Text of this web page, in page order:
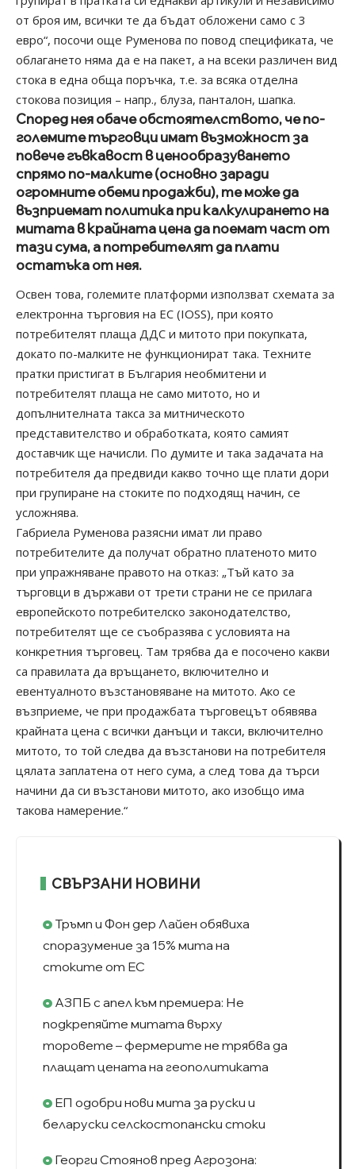
от броя им, всички те да бъдат обложени само с 3
евро“, посочи още Руменова по повод спецификата, че
облагането няма да е на пакет, а на всеки различен вид
стока в една обща поръчка, т.е. за всяка отделна
стокова позиция – напр., блуза, панталон, шапка.
Според нея обаче обстоятелството, че по-
големите търговци имат възможност за
повече гъвкавост в ценообразуването
спрямо по-малките (основно заради
огромните обеми продажби), те може да
възприемат политика при калкулирането на
митата в крайната цена да поемат част от
тази сума, а потребителят да плати
остатъка от нея.
Освен това, големите платформи използват схемата за
електронна търговия на ЕС (IOSS), при която
потребителят плаща ДДС и митото при покупката,
докато по-малките не функционират така. Техните
пратки пристигат в България необмитени и
потребителят плаща не само митото, но и
допълнителната такса за митническото
представителство и обработката, която самият
доставчик ще начисли. По думите и така задачата на
потребителя да предвиди какво точно ще плати дори
при групиране на стоките по подходящ начин, се
усложнява.
Габриела Руменова разясни имат ли право
потребителите да получат обратно платеното мито
при упражняване правото на отказ: „Тъй като за
търговци в държави от трети страни не се прилага
европейското потребителско законодателство,
потребителят ще се съобразява с условията на
конкретния търговец. Там трябва да е посочено какви
са правилата да връщането, включително и
евентуалното възстановяване на митото. Ако се
възприеме, че при продажбата търговецът обявява
крайната цена с всички данъци и такси, включително
митото, то той следва да възстанови на потребителя
цялата заплатена от него сума, а след това да търси
начини да си възстанови митото, ако изобщо има
такова намерение.“
СВЪРЗАНИ НОВИНИ
Тръмп и Фон дер Лайен обявиха
споразумение за 15% мита на
стоките от ЕС
АЗПБ с апел към премиера: Не
подкрепяйте митата върху
торовете – фермерите не трябва да
плащат цената на геополитиката
ЕП одобри нови мита за руски и
беларуски селскостопански стоки
Георги Стоянов пред Агрозона: